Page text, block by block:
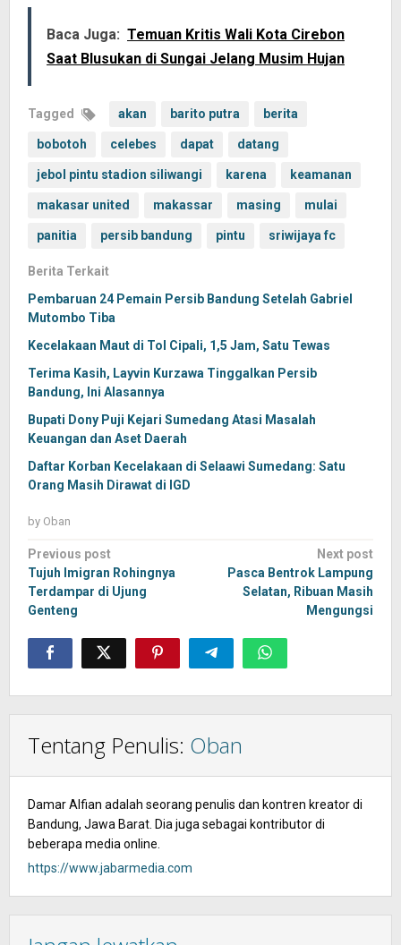
Baca Juga: Temuan Kritis Wali Kota Cirebon
Saat Blusukan di Sungai Jelang Musim Hujan
Tagged akan barito putra berita
bobotoh celebes dapat datang
jebol pintu stadion siliwangi karena keamanan
makasar united makassar masing mulai
panitia persib bandung pintu sriwijaya fc
Berita Terkait
Pembaruan 24 Pemain Persib Bandung Setelah Gabriel
Mutombo Tiba
Kecelakaan Maut di Tol Cipali, 1,5 Jam, Satu Tewas
Terima Kasih, Layvin Kurzawa Tinggalkan Persib
Bandung, Ini Alasannya
Bupati Dony Puji Kejari Sumedang Atasi Masalah
Keuangan dan Aset Daerah
Daftar Korban Kecelakaan di Selaawi Sumedang: Satu
Orang Masih Dirawat di IGD
by Oban
Post
navigation
Previous post
Tujuh Imigran Rohingnya
Terdampar di Ujung
Genteng
Next post
Pasca Bentrok Lampung
Selatan, Ribuan Masih
Mengungsi
Tentang Penulis: Oban
Damar Alfian adalah seorang penulis dan kontren kreator di
Bandung, Jawa Barat. Dia juga sebagai kontributor di
beberapa media online.
https://www.jabarmedia.com